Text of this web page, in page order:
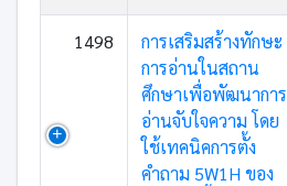
1498
การเสริมสร้างทักษะ
การอ่านในสถาน
ศึกษาเพื่อพัฒนาการ
อ่านจับใจความ โดย
ใช้เทคนิคการตั้ง
คำถาม 5W1H ของ